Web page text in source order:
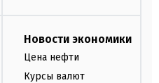
Новости экономики
Цена нефти
Курсы валют